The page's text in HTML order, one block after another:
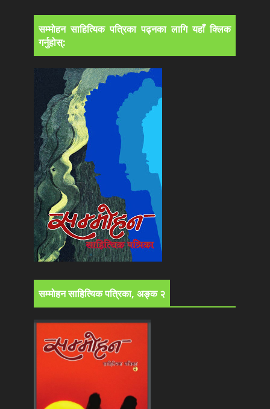
सम्मोहन साहित्यिक पत्रिका पढ्नका लागि यहाँ क्लिक
गर्नुहोस्:
सम्मोहन साहित्यिक पत्रिका, अङ्क २